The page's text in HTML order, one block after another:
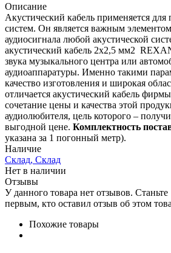
Описание
Акустический кабель применяется
систем. Он является важным
аудиосигнала любой акустической
акустический кабель 2х2,5 мм2
звука музыкального центра или
аудиоаппаратуры. Именно такими
качество изготовления и широкая
отличается акустический кабель
сочетание цены и качества этой
аудиолюбителя, цель которого –
выгодной цене. Комплектность
указана за 1 погонный метр).
Наличие
Склад, Склад
Нет в наличии
Отзывы
У данного товара нет отзывов. Станьте
первым, кто оставил отзыв об этом
Похожие товары